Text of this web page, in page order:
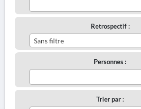
Retrospectif :
Sans filtre
Personnes :
Trier par :